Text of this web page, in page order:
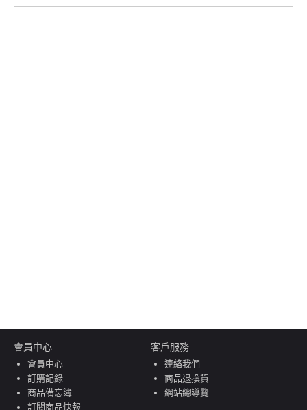
會員中心
會員中心
訂購記錄
商品備忘簿
訂閱商品快報
客戶服務
連絡我們
商品退換貨
網站總導覽